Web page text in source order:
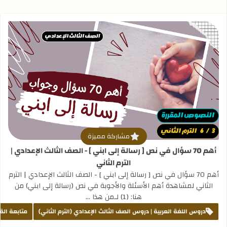
قراءة المزيد عن أهم 70 سؤال في نص [ رسالة إلى ابني ] - الصف الثالث الإعدادي | الترم الثاني
مشاركة مميزة
أهم 70 سؤال في نص [ رسالة إلى ابني ] - الصف الثالث الإعدادي |
الترم الثاني
أهم 70 سؤال في نص [ رسالة إلى ابني ] - الصف الثالث الإعدادي | الترم
الثاني لمشاهدة أهم الأسئلة والأجوبة في نص (رسالة إلى ابني) من
هنا: (1) لـمن هذا …
دروس اللغة العربية | دروس الصف الثالث الإعدادي (الترم الثاني) متابعة